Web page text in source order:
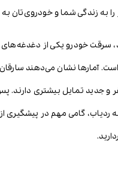
به زندگی شما و خودروی‌تان به
سرقت خودرو یکی از دغدغه‌های
آمارها نشان می‌دهند
و جدید تمایل بیشتری دارند.
ردیاب، گامی مهم در پیشگیری